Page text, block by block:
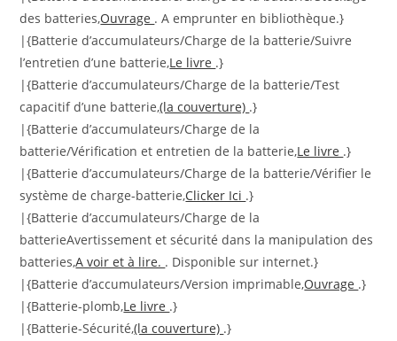
des batteries,Ouvrage . A emprunter en bibliothèque.}
|{Batterie d’accumulateurs/Charge de la batterie/Suivre
l’entretien d’une batterie,Le livre .}
|{Batterie d’accumulateurs/Charge de la batterie/Test
capacitif d’une batterie,(la couverture) .}
|{Batterie d’accumulateurs/Charge de la
batterie/Vérification et entretien de la batterie,Le livre .}
|{Batterie d’accumulateurs/Charge de la batterie/Vérifier le
système de charge-batterie,Clicker Ici .}
|{Batterie d’accumulateurs/Charge de la
batterieAvertissement et sécurité dans la manipulation des
batteries,A voir et à lire. . Disponible sur internet.}
|{Batterie d’accumulateurs/Version imprimable,Ouvrage .}
|{Batterie-plomb,Le livre .}
|{Batterie-Sécurité,(la couverture) .}